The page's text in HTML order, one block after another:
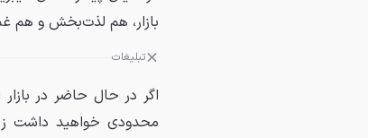
بازار، هم لذت‌بخش و هم
تبلیغات
محدودی خواهید داشت